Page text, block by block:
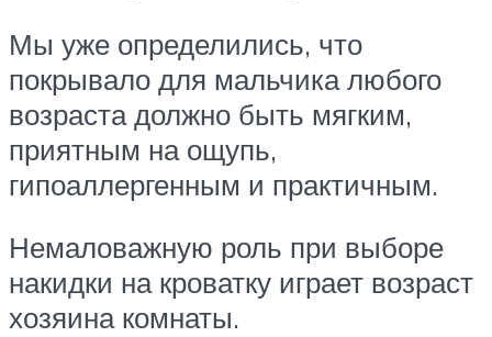
Мы уже определились, что
покрывало для мальчика любого
возраста должно быть мягким,
приятным на ощупь,
гипоаллергенным и практичным.
Немаловажную роль при выборе
накидки на кроватку играет возраст
хозяина комнаты.